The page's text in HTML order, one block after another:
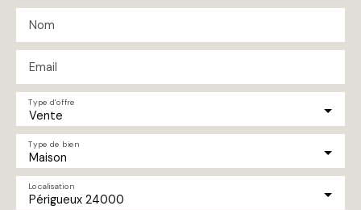
Nom
Email
Vente
Type d'offre
Maison
Type de bien
Périgueux 24000
Localisation